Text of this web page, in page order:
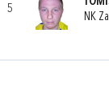
5
NK